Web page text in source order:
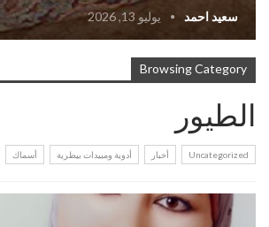
سعيد احمد يوليو 13, 2026
Browsing Category
الطيور
Uncategorized أخبار أدوية ومبيدات بيطرية أسماك